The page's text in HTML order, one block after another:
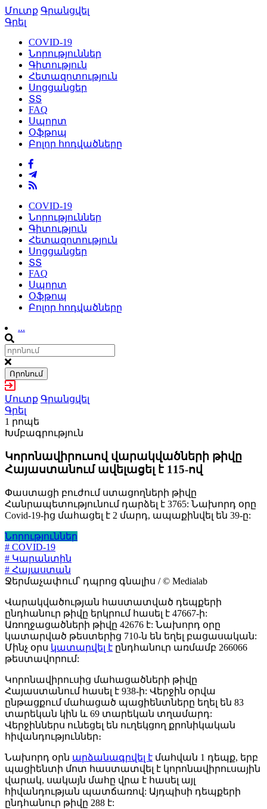
Մուտք Գրանցվել
Գրել
COVID-19
Նորություններ
Գիտություն
Հետազոտություն
Սոցցանցեր
ՏՏ
FAQ
Սպորտ
Օֆթոպ
Բոլոր հոդվածները
COVID-19
Նորություններ
Գիտություն
Հետազոտություն
Սոցցանցեր
ՏՏ
FAQ
Սպորտ
Օֆթոպ
Բոլոր հոդվածները
...
Որոնում
Մուտք Գրանցվել
Գրել
1 րոպե
Խմբագրություն
Կորոնավիրուսով վարակվածների թիվը
Հայաստանում ավելացել է 115-ով
Փաստացի բուժում ստացողների թիվը
Հանրապետությունում դարձել է 3765: Նախորդ օրը
Covid-19-ից մահացել է 2 մարդ, ապաքինվել են 39-ը:
Նորություններ
# COVID-19
# Կարանտին
# Հայաստան
Ջերմաչափում՝ դպրոց գնալիս / © Medialab
Վարակվածության հաստատված դեպքերի
ընդհանուր թիվը երկրում հասել է 47667-ի:
Առողջացածների թիվը 42676 է: Նախորդ օրը
կատարված թեստերից 710-ն են եղել բացասական:
Մինչ օրս կատարվել է ընդհանուր առմամբ 266066
թեստավորում:
Կորոնավիրուսից մահացածների թիվը
Հայաստանում հասել է 938-ի: Վերջին օրվա
ընթացքում մահացած պացիենտները եղել են 83
տարեկան կին և 69 տարեկան տղամարդ:
Վերջիններս ունեցել են ուղեկցող քրոնիկական
հիվանդություններ։
Նախորդ օրն արձանագրվել է մահվան 1 դեպք, երբ
պացիենտի մոտ հաստատվել է կորոնավիրուսային
վարակ, սակայն մահը վրա է հասել այլ
հիվանդության պատճառով: Այդպիսի դեպքերի
ընդհանուր թիվը 288 է: